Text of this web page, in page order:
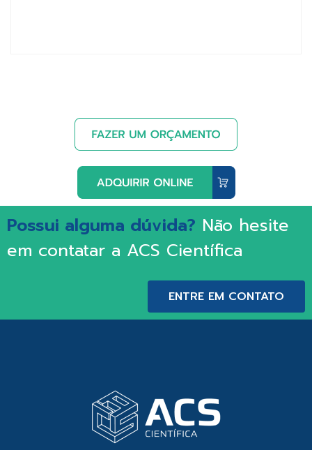
Possui alguma dúvida? Não hesite
em contatar a ACS Científica
ENTRE EM CONTATO